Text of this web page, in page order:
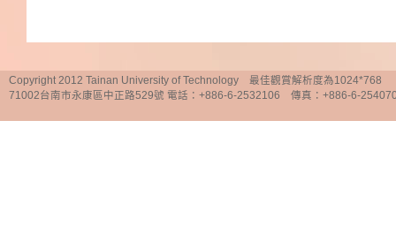
Copyright 2012 Tainan University of Technology 最佳觀賞解析度為1024*768
71002台南市永康區中正路529號 電話：+886-6-2532106 傳真：+886-6-